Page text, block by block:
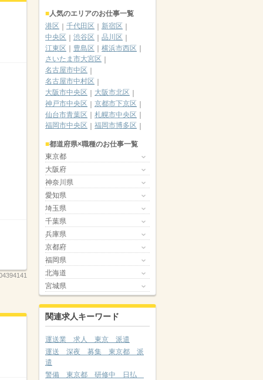
人気のエリアのお仕事一覧
港区
千代田区
新宿区
中央区
渋谷区
品川区
江東区
豊島区
横浜市西区
さいたま市大宮区
名古屋市中区
名古屋市中村区
大阪市中央区
大阪市北区
神戸市中央区
京都市下京区
仙台市青葉区
札幌市中央区
福岡市中央区
福岡市博多区
都道府県×職種のお仕事一覧
東京都
大阪府
神奈川県
愛知県
埼玉県
千葉県
兵庫県
京都府
福岡県
北海道
宮城県
関連求人キーワード
運送業 求人 東京 派遣
運送 深夜 募集 東京都 派
遣
警備 東京都 研修中 日払